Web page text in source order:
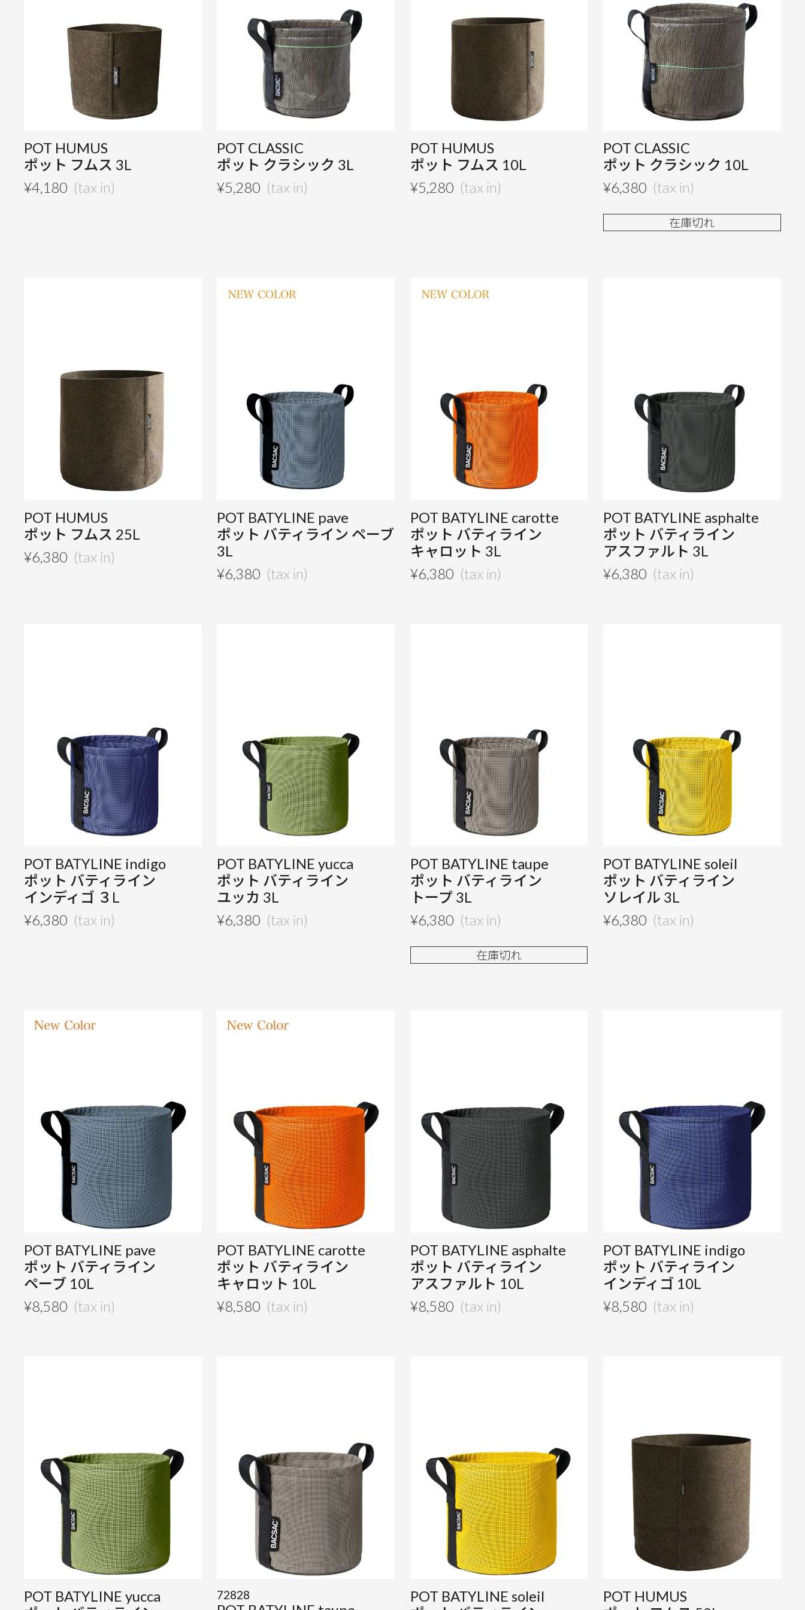
POT HUMUS
ポット フムス 3L
¥4,180
POT CLASSIC
ポット クラシック 3L
¥5,280
POT HUMUS
ポット フムス 10L
¥5,280
POT CLASSIC
ポット クラシック 10L
¥6,380
在庫切れ
POT HUMUS
ポット フムス 25L
¥6,380
POT BATYLINE pave
ポット バティライン ペーブ
3L
¥6,380
POT BATYLINE carotte
ポット バティライン
キャロット 3L
¥6,380
POT BATYLINE asphalte
ポット バティライン
アスファルト 3L
¥6,380
POT BATYLINE indigo
ポット バティライン
インディゴ ３L
¥6,380
POT BATYLINE yucca
ポット バティライン
ユッカ 3L
¥6,380
POT BATYLINE taupe
ポット バティライン
トープ 3L
¥6,380
在庫切れ
POT BATYLINE soleil
ポット バティライン
ソレイル 3L
¥6,380
POT BATYLINE pave
ポット バティライン
ペーブ 10L
¥8,580
POT BATYLINE carotte
ポット バティライン
キャロット 10L
¥8,580
POT BATYLINE asphalte
ポット バティライン
アスファルト 10L
¥8,580
POT BATYLINE indigo
ポット バティライン
インディゴ 10L
¥8,580
POT BATYLINE yucca
72828
POT BATYLINE soleil
POT HUMUS